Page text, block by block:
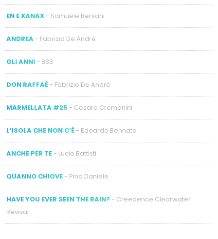
EN E XANAX- Samuele Bersani
ANDREA- Fabrizio De André
GLI ANNI- 883
DON RAFFAÈ- Fabrizio De André
MARMELLATA #25 - Cesare Cremonini
L’ISOLA CHE NON C’È- Edoardo Bennato
ANCHE PER TE- Lucio Battisti
QUANNO CHIOVE- Pino Daniele
HAVE YOU EVER SEEN THE RAIN?- Creedence Clearwater
Revival